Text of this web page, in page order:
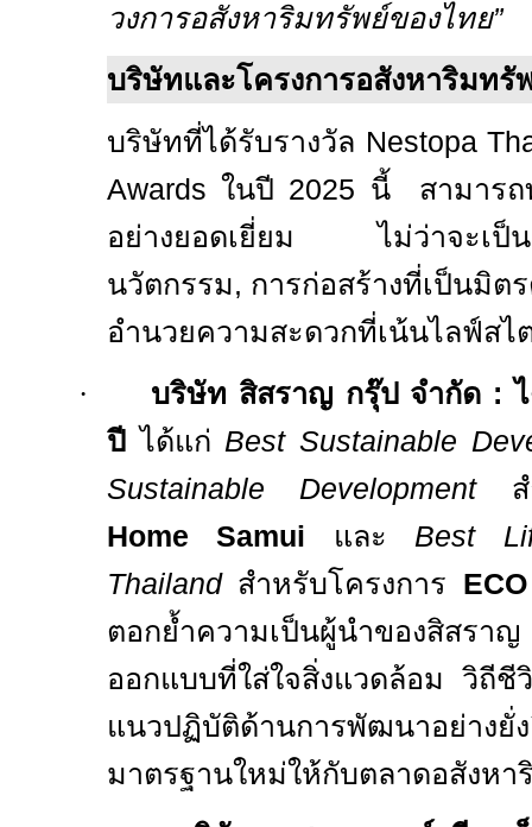
วงการอสังหาริมทรัพย์ของไทย”
บริษัทและโครงการอสังหาริมทรั
บริษัทที่ได้รับรางวัล Nestopa
Awardsในปี 2025 นี้ สามารถ
อย่างยอดเยี่ยม ไม่ว่าจะเ
นวัตกรรม, การก่อสร้างที่เป็นมิต
อำนวยความสะดวกที่เน้นไลฟ์สไ
·
บริษัท สิสราญ กรุ๊ป จำกัด :
ปี ได้แก่ Best Sustainable
Sustainable Development
Home Samui
และ
Best
Thailand สำหรับโครงการ
ตอกย้ำความเป็นผู้นำของสิส
ออกแบบที่ใส่ใจสิ่งแวดล้อม วิถีชี
แนวปฏิบัติด้านการพัฒนาอย่า
มาตรฐานใหม่ให้กับตลาดอสังหา